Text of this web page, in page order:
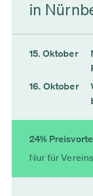
in
15. Oktober
16. Oktober
24%
Nur für